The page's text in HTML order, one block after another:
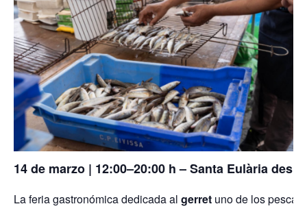
14 de marzo | 12:00–20:00 h – Santa Eulària des
La feria gastronómica dedicada al gerret uno de los